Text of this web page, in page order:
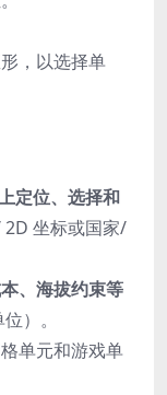
，以选择单
定位、选择和
2D 坐标或国家/
、海拔约束等
）。
单元和游戏单